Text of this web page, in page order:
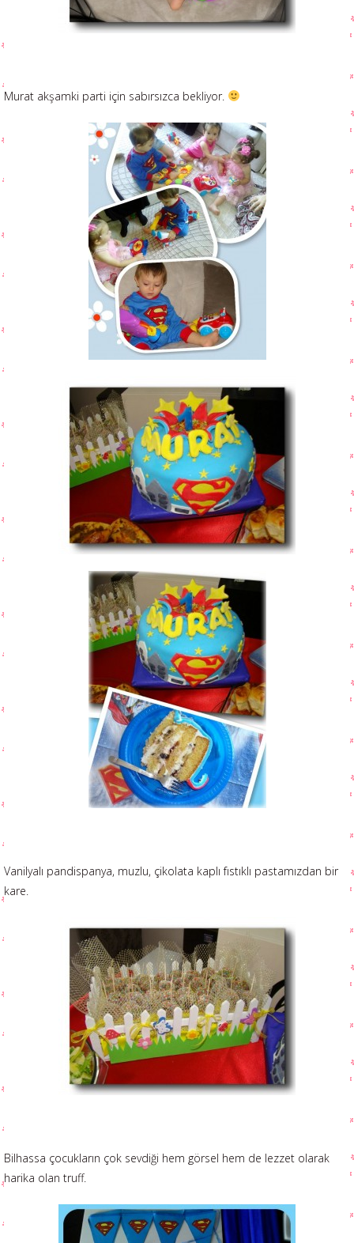
Murat akşamki parti için sabırsızca bekliyor.
Vanilyalı pandispanya, muzlu, çikolata kaplı fıstıklı pastamızdan bir
kare.
Bilhassa çocukların çok sevdiği hem görsel hem de lezzet olarak
harika olan truff.